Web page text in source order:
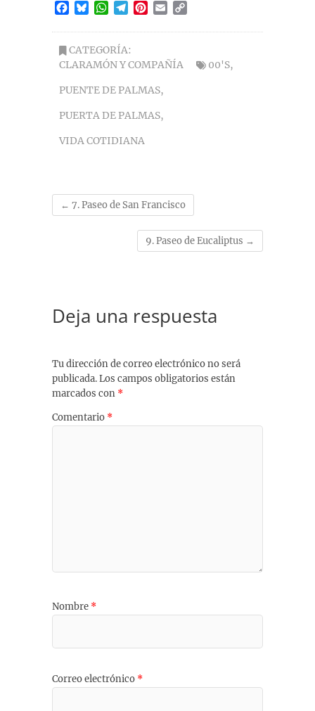
c
e
b
o
u
e
s
y
W
a
t
s
p
T
l
e
g
a
n
e
e
t
a
l
p
CATEGORÍA:
CLARAMÓN Y COMPAÑÍA
00'S,
PUENTE DE PALMAS,
PUERTA DE PALMAS,
VIDA COTIDIANA
← 7. Paseo de San Francisco
9. Paseo de Eucaliptus →
Deja una respuesta
Tu dirección de correo electrónico no será
publicada.Los campos obligatorios están
marcados con *
Comentario *
Nombre *
Correo electrónico *